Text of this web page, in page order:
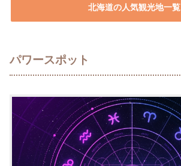
北海道の人気観光地一覧
パワースポット